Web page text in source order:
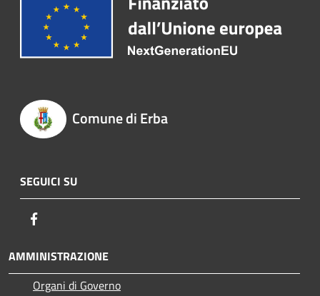
Comune di Erba
SEGUICI SU
AMMINISTRAZIONE
Organi di Governo